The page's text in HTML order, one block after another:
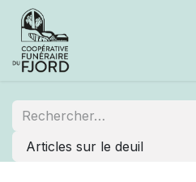
Articles sur le deuil